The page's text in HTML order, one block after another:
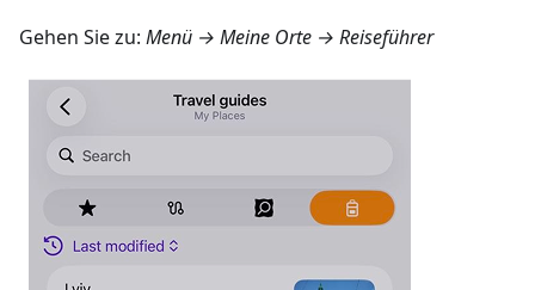
Gehen Sie zu: Menü → Meine Orte → Reiseführer